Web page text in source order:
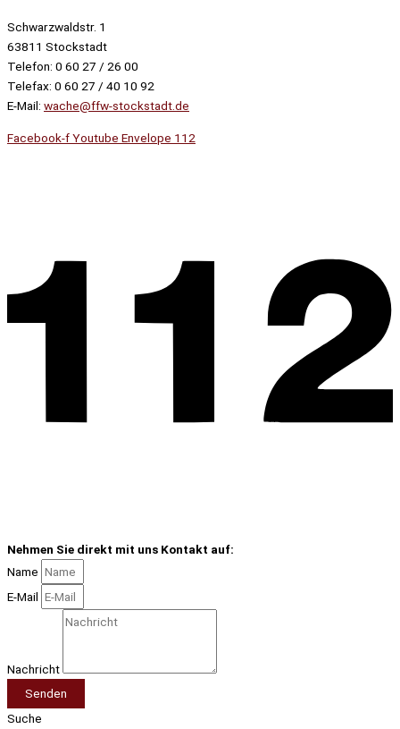
Schwarzwaldstr. 1
63811 Stockstadt
Telefon: 0 60 27 / 26 00
Telefax: 0 60 27 / 40 10 92
E-Mail: wache@ffw-stockstadt.de
Facebook-fYoutube Envelope 112
Nehmen Sie direkt mit uns Kontakt auf:
Name
E-Mail
Nachricht
Senden
Suche